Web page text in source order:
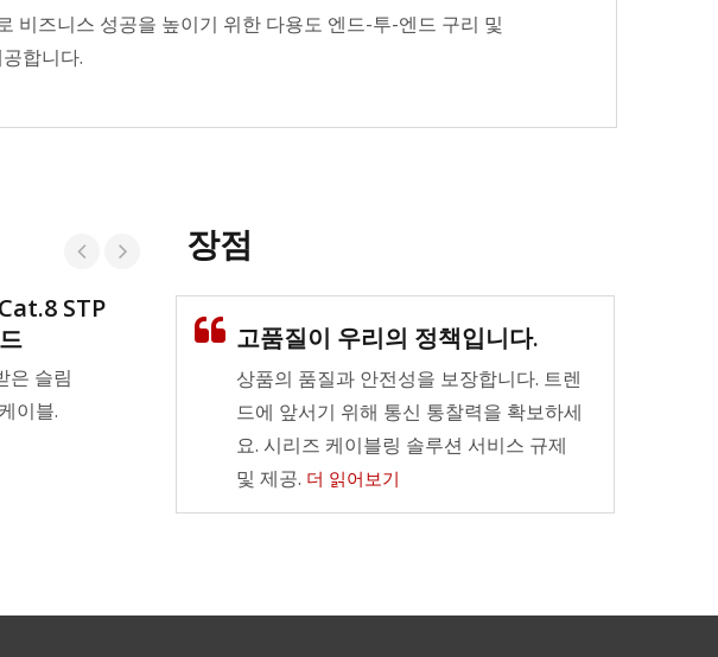
비즈니스 성공을 높이기 위한 다용도 엔드-투-엔드 구리 및
합니다.
STP
은 슬림
이블.
다기능 LGX 섬유 패치 패
널
섬유 케이블링 시스템을 위한 유
연한 옵션.
더 읽어보기
장점
다.
니다. 트렌
확보하세
고품질이 우리의 정책입니다.
상품의 품질과 안전성을 보장합니다. 트렌
드에 앞서기 위해 통신 통찰력을 확보하세
요. 시리즈 케이블링 솔루션 서비스 규제
및 제공. 더 읽어보기